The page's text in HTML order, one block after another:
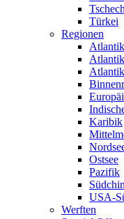
Türkei
Regionen
Karibik
Ostsee
Pazifik
USA-
Werften